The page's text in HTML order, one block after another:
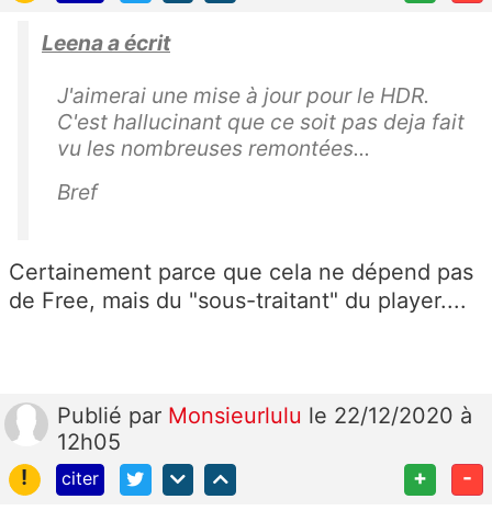
Leena a écrit
J'aimerai une mise à jour pour le HDR.
C'est hallucinant que ce soit pas deja fait
vu les nombreuses remontées...
Bref
Certainement parce que cela ne dépend pas
de Free, mais du "sous-traitant" du player....
Publié par Monsieurlulu le 22/12/2020 à
12h05
!
citer + -